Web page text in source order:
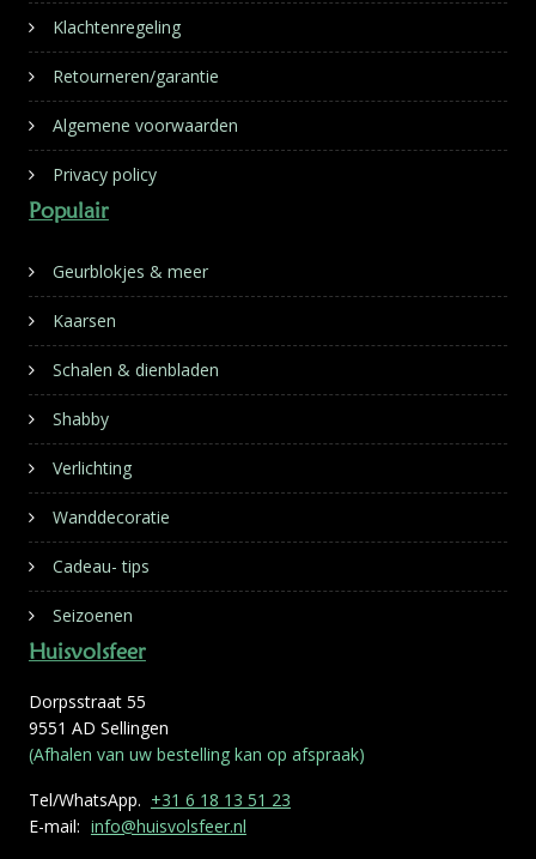
Klachtenregeling
Retourneren/garantie
Algemene voorwaarden
Privacy policy
Populair
Geurblokjes & meer
Kaarsen
Schalen & dienbladen
Shabby
Verlichting
Wanddecoratie
Cadeau- tips
Seizoenen
Huisvolsfeer
Dorpsstraat 55
9551 AD Sellingen
(Afhalen van uw bestelling kan op afspraak)
Tel/WhatsApp. +31 6 18 13 51 23
E-mail: info@huisvolsfeer.nl